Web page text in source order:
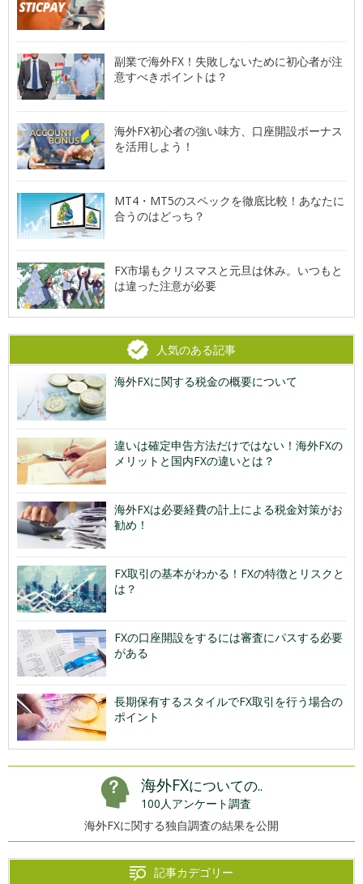
記事カデゴリー
海外FXについての..
100人アンケート調査
海外FXに関する独自調査の結果を公開
人気のある記事
海外FXに関する税金の概要について
違いは確定申告方法だけではない！海外FXの
メリットと国内FXの違いとは？
海外FXは必要経費の計上による税金対策がお
勧め！
FX取引の基本がわかる！FXの特徴とリスクと
は？
FXの口座開設をするには審査にパスする必要
がある
長期保有するスタイルでFX取引を行う場合の
ポイント
副業で海外FX！失敗しないために初心者が注
意すべきポイントは？
海外FX初心者の強い味方、口座開設ボーナス
を活用しよう！
MT4・MT5のスペックを徹底比較！あなたに
合うのはどっち？
FX市場もクリスマスと元旦は休み。いつもと
は違った注意が必要